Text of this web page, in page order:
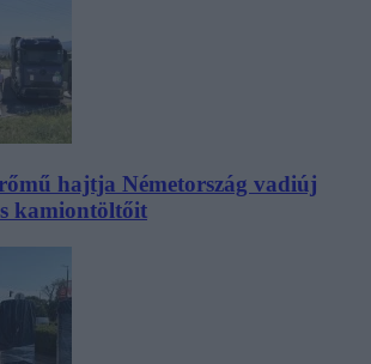
hajtja Németország vadiúj
kamiontöltőit